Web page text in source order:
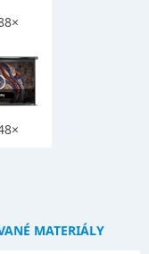
MATERIÁLY